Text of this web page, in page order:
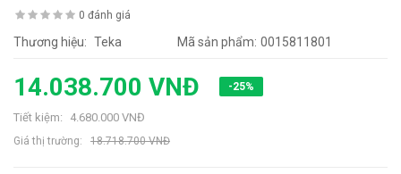
0 đánh giá
Thương hiệu: Teka Mã sản phẩm: 0015811801
14.038.700 VNĐ -25%
Tiết kiệm: 4.680.000 VNĐ
Giá thị trường: 18.718.700 VNĐ